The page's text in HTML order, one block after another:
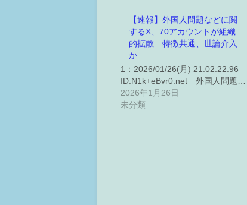
【速報】外国人問題などに関
するX、70アカウントが組織
的拡散 特徴共通、世論介入
か
1：2026/01/26(月) 21:02:22.96
ID:N1k+eBvr0.net 外国人問題…
2026年1月26日
未分類